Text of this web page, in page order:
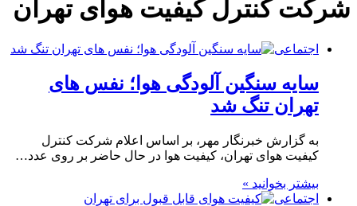
شرکت کنترل کیفیت هوای تهران
اجتماعی
سایه سنگین آلودگی هوا؛ نفس های
تهران تنگ شد
به گزارش خبرنگار مهر، بر اساس اعلام شرکت کنترل
کیفیت هوای تهران، کیفیت هوا در حال حاضر بر روی عدد…
بیشتر بخوانید »
اجتماعی